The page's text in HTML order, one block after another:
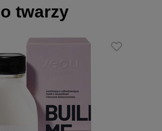
twarzy